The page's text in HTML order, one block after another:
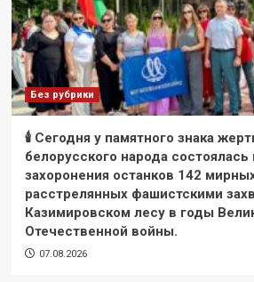
Без рубрики
🕯 Сегодня у памятного знака
белорусского народа
захоронения останков 142
расстрелянных фашистскими
Казимировском лесу в годы
Отечественной войны.
07.08.2026